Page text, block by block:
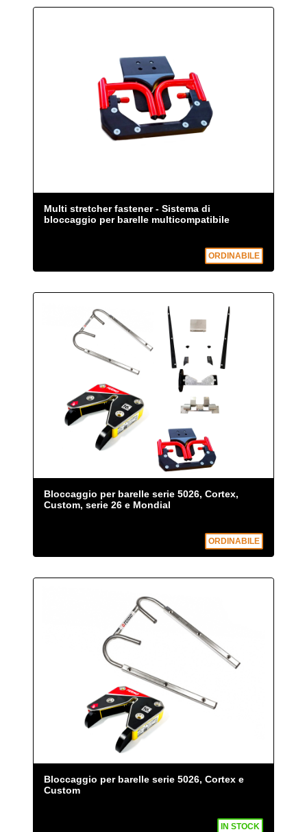
Multi stretcher fastener - Sistema di
bloccaggio per barelle multicompatibile
ORDINABILE
Bloccaggio per barelle serie 5026, Cortex,
Custom, serie 26 e Mondial
ORDINABILE
Bloccaggio per barelle serie 5026, Cortex e
Custom
IN STOCK